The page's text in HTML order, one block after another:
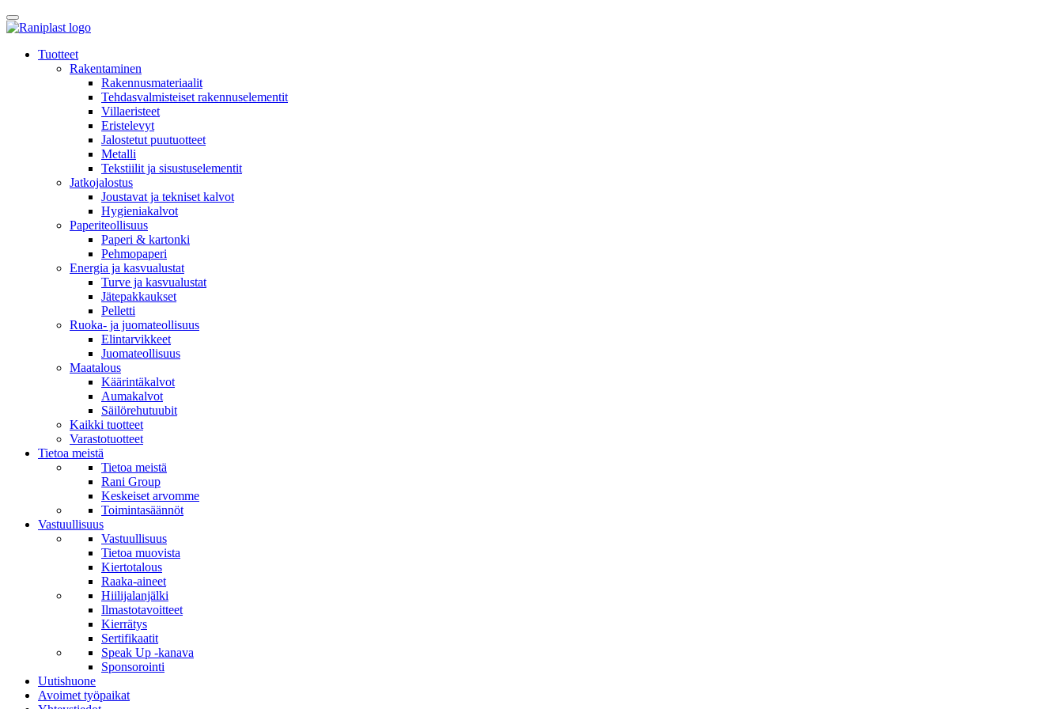
Skip
to
Tuotteet
Rakentaminen
Rakennusmateriaalit
Tehdasvalmisteiset rakennuselementit
Villaeristeet
Eristelevyt
Jalostetut puutuotteet
Metalli
Tekstiilit ja sisustuselementit
Jatkojalostus
Joustavat ja tekniset kalvot
Hygieniakalvot
Paperiteollisuus
Paperi & kartonki
Pehmopaperi
Energia ja kasvualustat
Turve ja kasvualustat
Jätepakkaukset
Pelletti
Ruoka- ja juomateollisuus
Elintarvikkeet
Juomateollisuus
Maatalous
Käärintäkalvot
Aumakalvot
Säilörehutuubit
Kaikki tuotteet
Varastotuotteet
Tietoa meistä
Tietoa meistä
Rani Group
Keskeiset arvomme
Toimintasäännöt
Vastuullisuus
Vastuullisuus
Tietoa muovista
Kiertotalous
Raaka-aineet
Hiilijalanjälki
Ilmastotavoitteet
Kierrätys
Sertifikaatit
Speak Up -kanava
Sponsorointi
Uutishuone
Avoimet työpaikat